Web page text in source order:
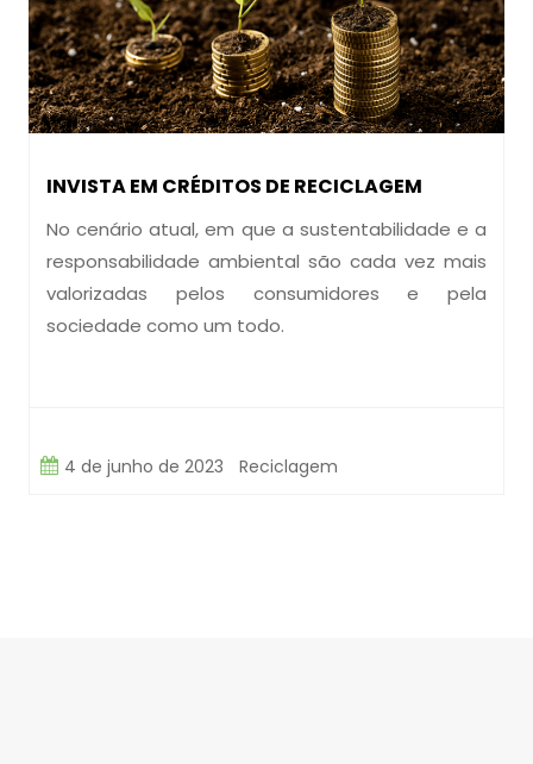
INVISTA EM CRÉDITOS DE RECICLAGEM
No cenário atual, em que a sustentabilidade e a
responsabilidade ambiental são cada vez mais
valorizadas pelos consumidores e pela
sociedade como um todo.
4 de junho de 2023 Reciclagem